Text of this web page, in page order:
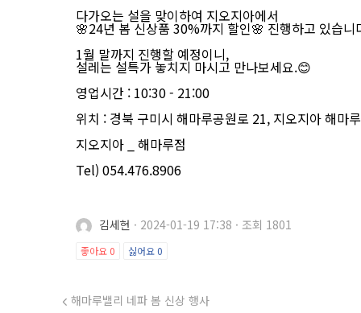
다가오는 설을 맞이하여 지오지아에서
🌸24년 봄 신상품 30%까지 할인🌸 진행하고 있습니
1월 말까지 진행할 예정이니,
설레는 설특가 놓치지 마시고 만나보세요.😊
영업시간 : 10:30 - 21:00
위치 : 경북 구미시 해마루공원로 21, 지오지아 해마
지오지아 _ 해마루점
Tel) 054.476.8906
김세현 · 2024-01-19 17:38 · 조회 1801
좋아요 0 싫어요0
해마루밸리 네파 봄 신상 행사